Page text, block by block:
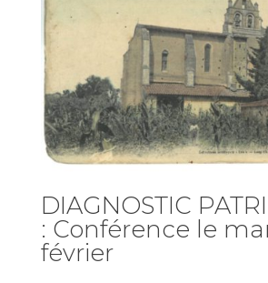
DIAGNOSTIC
: Conférence le
février